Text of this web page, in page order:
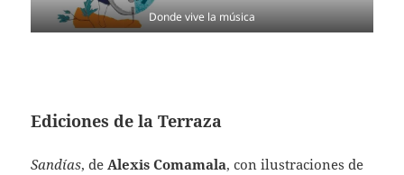
Donde vive la música
Ediciones de la Terraza
Sandías, deAlexis Comamala, con ilustraciones de